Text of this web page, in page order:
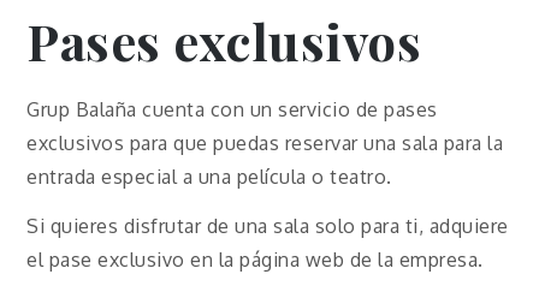
Pases exclusivos
Grup Balaña cuenta con un servicio de pases
exclusivos para que puedas reservar una sala para la
entrada especial a una película o teatro.
Si quieres disfrutar de una sala solo para ti, adquiere
el pase exclusivo en la página web de la empresa.